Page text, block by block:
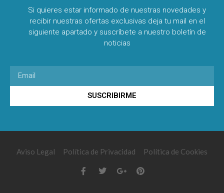
Si quieres estar informado de nuestras novedades y
recibir nuestras ofertas exclusivas deja tu mail en el
siguiente apartado y suscríbete a nuestro boletín de
noticias
SUSCRIBIRME
Aviso Legal Política de Privacidad Política de Cookies